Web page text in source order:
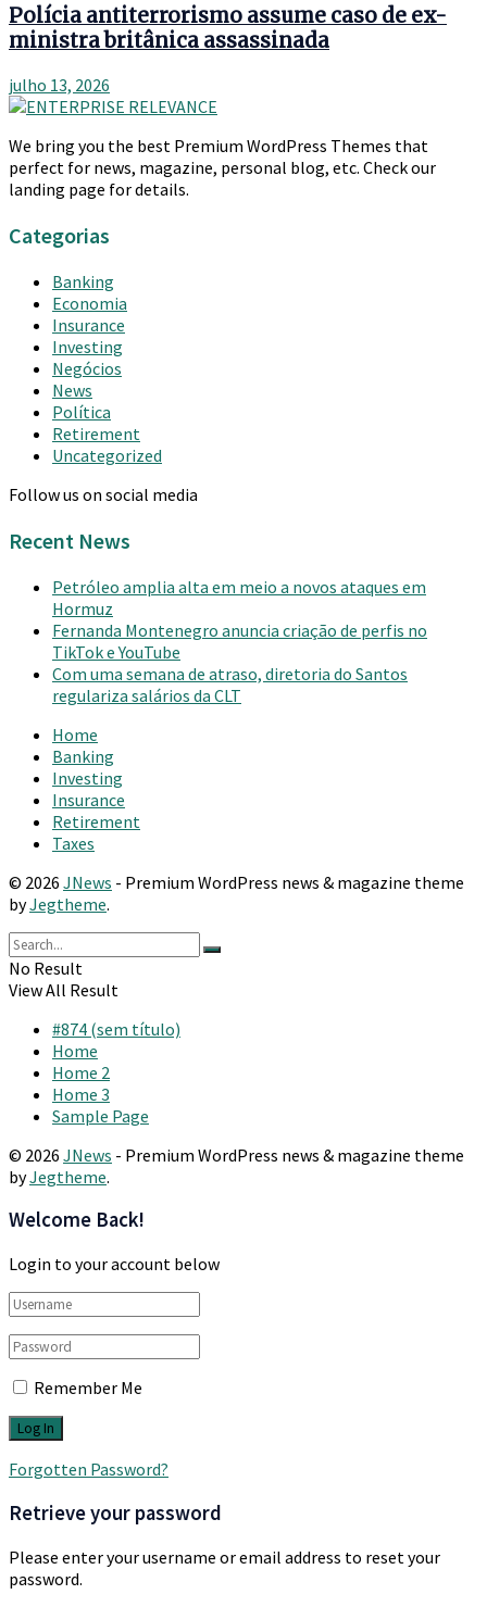
Polícia antiterrorismo assume caso de ex-
ministra britânica assassinada
julho 13, 2026
We bring you the best Premium WordPress Themes that
perfect for news, magazine, personal blog, etc. Check our
landing page for details.
Categorias
Banking
Economia
Insurance
Investing
Negócios
News
Política
Retirement
Uncategorized
Follow us on social media
Recent News
Petróleo amplia alta em meio a novos ataques em
Hormuz
Fernanda Montenegro anuncia criação de perfis no
TikTok e YouTube
Com uma semana de atraso, diretoria do Santos
regulariza salários da CLT
Home
Banking
Investing
Insurance
Retirement
Taxes
© 2026 JNews - Premium WordPress news & magazine theme
byJegtheme.
No Result
View All Result
#874 (sem título)
Home
Home 2
Home 3
Sample Page
© 2026 JNews - Premium WordPress news & magazine theme
byJegtheme.
Welcome Back!
Login to your account below
Remember Me
Forgotten Password?
Retrieve your password
Please enter your username or email address to reset your
password.